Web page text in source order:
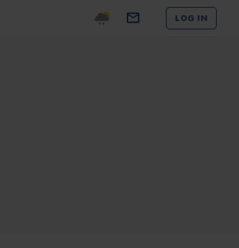
LOG IN